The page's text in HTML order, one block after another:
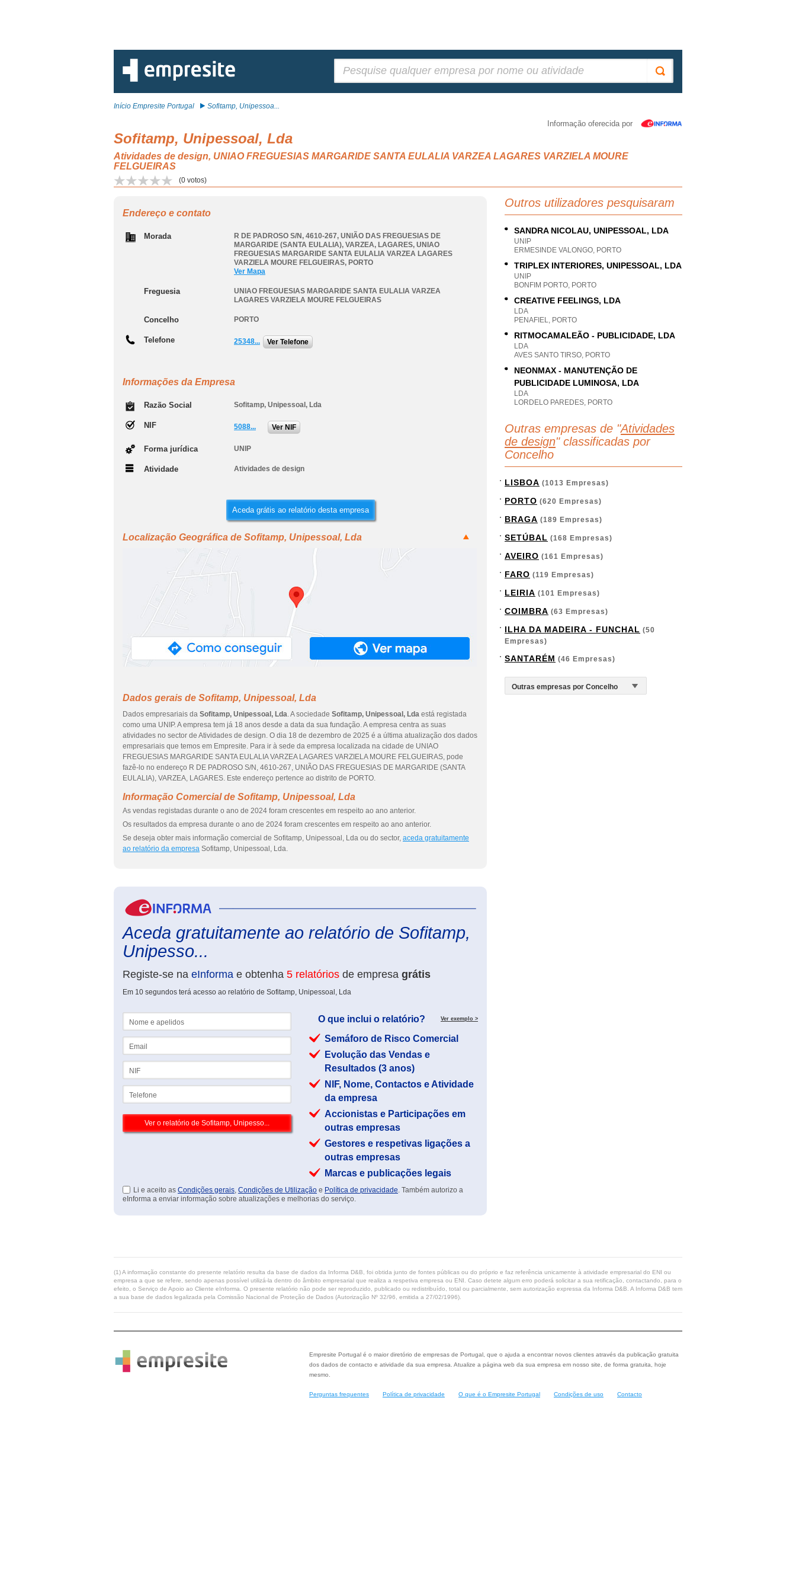
Início Empresite Portugal Sofitamp, Unipessoa...
Informação oferecida por
Sofitamp, Unipessoal, Lda
Atividades de design, UNIAO FREGUESIAS MARGARIDE SANTA EULALIA VARZEA LAGARES VARZIELA MOURE
FELGUEIRAS
(0 votos)
Endereço e contato
Morada
R DE PADROSO S/N, 4610-267, UNIÃO DAS FREGUESIAS DE
MARGARIDE (SANTA EULALIA), VARZEA, LAGARES, UNIAO
FREGUESIAS MARGARIDE SANTA EULALIA VARZEA LAGARES
VARZIELA MOURE FELGUEIRAS, PORTO
Ver Mapa
Freguesia
UNIAO FREGUESIAS MARGARIDE SANTA EULALIA VARZEA
LAGARES VARZIELA MOURE FELGUEIRAS
Concelho PORTO
Telefone 25348... Ver Telefone
Informações da Empresa
Razão Social Sofitamp, Unipessoal, Lda
NIF 5088... Ver NIF
Forma jurídica UNIP
Atividade Atividades de design
Aceda grátis ao relatório desta empresa
Localização Geográfica de Sofitamp, Unipessoal, Lda
Dados gerais de Sofitamp, Unipessoal, Lda
Dados empresariais da Sofitamp, Unipessoal, Lda. A sociedade Sofitamp, Unipessoal, Lda está registada
como uma UNIP. A empresa tem já 18 anos desde a data da sua fundação. A empresa centra as suas
atividades no sector de Atividades de design. O dia 18 de dezembro de 2025 é a última atualização dos dados
empresariais que temos em Empresite. Para ir à sede da empresa localizada na cidade de UNIAO
FREGUESIAS MARGARIDE SANTA EULALIA VARZEA LAGARES VARZIELA MOURE FELGUEIRAS, pode
fazê-lo no endereço R DE PADROSO S/N, 4610-267, UNIÃO DAS FREGUESIAS DE MARGARIDE (SANTA
EULALIA), VARZEA, LAGARES. Este endereço pertence ao distrito de PORTO.
Informação Comercial de Sofitamp, Unipessoal, Lda
As vendas registadas durante o ano de 2024 foram crescentes em respeito ao ano anterior.
Os resultados da empresa durante o ano de 2024 foram crescentes em respeito ao ano anterior.
Se deseja obter mais informação comercial de Sofitamp, Unipessoal, Lda ou do sector, aceda gratuitamente
ao relatório da empresa Sofitamp, Unipessoal, Lda.
Aceda gratuitamente ao relatório de Sofitamp,
Unipesso...
Registe-se na eInforma e obtenha 5 relatórios de empresa grátis
Em 10 segundos terá acesso ao relatório de Sofitamp, Unipessoal, Lda
O que inclui o relatório? Ver exemplo >
Semáforo de Risco Comercial
Evolução das Vendas e
Resultados (3 anos)
NIF, Nome, Contactos e Atividade
da empresa
Accionistas e Participações em
outras empresas
Gestores e respetivas ligações a
outras empresas
Marcas e publicações legais
Li e aceito as Condições gerais, Condições de Utilização e Política de privacidade. Também autorizo a
eInforma a enviar informação sobre atualizações e melhorias do serviço.
Outros utilizadores pesquisaram
SANDRA NICOLAU, UNIPESSOAL, LDA
UNIP
ERMESINDE VALONGO, PORTO
TRIPLEX INTERIORES, UNIPESSOAL, LDA
UNIP
BONFIM PORTO, PORTO
CREATIVE FEELINGS, LDA
LDA
PENAFIEL, PORTO
RITMOCAMALEÃO - PUBLICIDADE, LDA
LDA
AVES SANTO TIRSO, PORTO
NEONMAX - MANUTENÇÃO DE
PUBLICIDADE LUMINOSA, LDA
LDA
LORDELO PAREDES, PORTO
Outras empresas de "Atividades
de design" classificadas por
Concelho
LISBOA (1013 Empresas)
PORTO (620 Empresas)
BRAGA (189 Empresas)
SETÚBAL (168 Empresas)
AVEIRO (161 Empresas)
FARO (119 Empresas)
LEIRIA (101 Empresas)
COIMBRA (63 Empresas)
ILHA DA MADEIRA - FUNCHAL (50
Empresas)
SANTARÉM (46 Empresas)
(1) A informação constante do presente relatório resulta da base de dados da Informa D&B, foi obtida junto de fontes públicas ou do próprio e faz referência unicamente à atividade empresarial do ENI ou
empresa a que se refere, sendo apenas possível utilizá-la dentro do âmbito empresarial que realiza a respetiva empresa ou ENI. Caso detete algum erro poderá solicitar a sua retificação, contactando, para o
efeito, o Serviço de Apoio ao Cliente eInforma. O presente relatório não pode ser reproduzido, publicado ou redistribuído, total ou parcialmente, sem autorização expressa da Informa D&B. A Informa D&B tem
a sua base de dados legalizada pela Comissão Nacional de Proteção de Dados (Autorização Nº 32/96, emitida a 27/02/1996).
Empresite Portugal é o maior diretório de empresas de Portugal, que o ajuda a encontrar novos clientes através da publicação gratuita
dos dados de contacto e atividade da sua empresa. Atualize a página web da sua empresa em nosso site, de forma gratuita, hoje
mesmo.
Perguntas frequentes Política de privacidade O que é o Empresite Portugal Condições de uso Contacto